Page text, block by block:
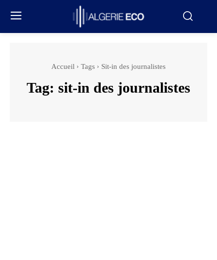
Accueil Tags Sit-in des journalistes
Tag: sit-in des journalistes